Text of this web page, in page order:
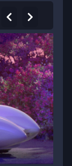
Previous